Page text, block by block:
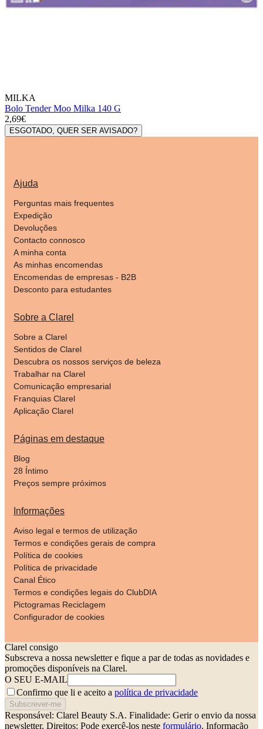
MILKA
Bolo Tender Moo Milka 140 G
2,69€
ESGOTADO, QUER SER AVISADO?
Ajuda
Perguntas mais frequentes
Expedição
Devoluções
Contacto connosco
A minha conta
As minhas encomendas
Encomendas de empresas - B2B
Desconto para estudantes
Sobre a Clarel
Sobre a Clarel
Sentidos de Clarel
Descubra os nossos serviços de beleza
Trabalhar na Clarel
Comunicação empresarial
Franquias Clarel
Aplicação Clarel
Páginas em destaque
Blog
28 Íntimo
Preços sempre próximos
Informações
Aviso legal e termos de utilização
Termos e condições gerais de compra
Política de cookies
Política de privacidade
Canal Ético
Termos e condições legais do ClubDIA
Pictogramas Reciclagem
Configurador de cookies
Clarel consigo
Subscreva a nossa newsletter e fique a par de todas as novidades e
promoções disponíveis na Clarel.
O SEU E-MAIL
Confirmo que li e aceito a política de privacidade
Subscrever-me
Responsável: Clarel Beauty S.A. Finalidade: Gerir o envio da nossa
newsletter. Direitos: Pode exercê-los neste formulário. Informação